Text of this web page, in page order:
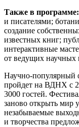
Также в программе:
и писателями;
создание
известных книг;
интерактивные
от ведущих научных
Научно-популярный
пройдет на ВДНХ с
3000 гостей.
заново открыть мир
незабываемые
и творчества